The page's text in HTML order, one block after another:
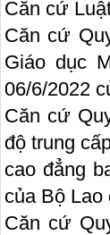
Căn cứ
Căn cứ
Giáo dục
06/6/2022
Căn cứ
độ trung
cao đẳng
của Bộ
Căn cứ